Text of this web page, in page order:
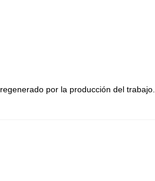
por la producción del trabajo.